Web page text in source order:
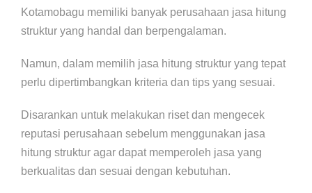
Kotamobagu memiliki banyak perusahaan jasa hitung
struktur yang handal dan berpengalaman.
Namun, dalam memilih jasa hitung struktur yang tepat
perlu dipertimbangkan kriteria dan tips yang sesuai.
Disarankan untuk melakukan riset dan mengecek
reputasi perusahaan sebelum menggunakan jasa
hitung struktur agar dapat memperoleh jasa yang
berkualitas dan sesuai dengan kebutuhan.